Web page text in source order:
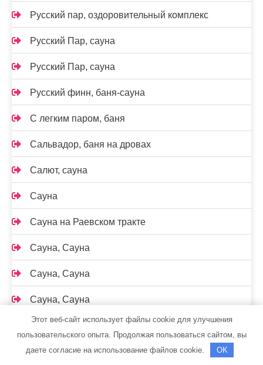
Русский пар, оздоровительный комплекс
Русский Пар, сауна
Русский Пар, сауна
Русский финн, баня-сауна
С легким паром, баня
Сальвадор, баня на дровах
Салют, сауна
Сауна
Сауна на Раевском тракте
Сауна, Сауна
Сауна, Сауна
Сауна, Сауна
Саунов, сауна
Сауны Питера, На Дальневосточном
Этот веб-сайт использует файлы cookie для улучшения
пользовательского опыта. Продолжая пользоваться сайтом, вы
даете согласие на использование файлов cookie.
OK